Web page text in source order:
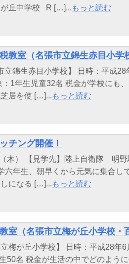
が丘中学校 R […]... もっと読む
室（名張市立錦生赤目小学
錦生赤目小学校】 日時：平成28
1年生児童32名 税金が学校にも
居を使 […]... もっと読む
チング開催！
木） 【見学先】陸上自衛隊 明
年生、朝早くから元気に集合し
になる […]... もっと読む
（名張市立梅が丘小学校・
梅が丘小学校】 日時：平成28年
50名 税金が生活の中でどのよう